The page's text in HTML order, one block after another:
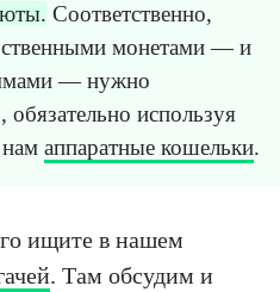
Соответственно,
монетами — и
— нужно
используя
аппаратные кошельки.
ищите в нашем
. Там обсудим и